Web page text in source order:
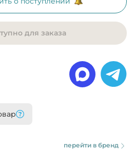
для заказа
перейти в бренд